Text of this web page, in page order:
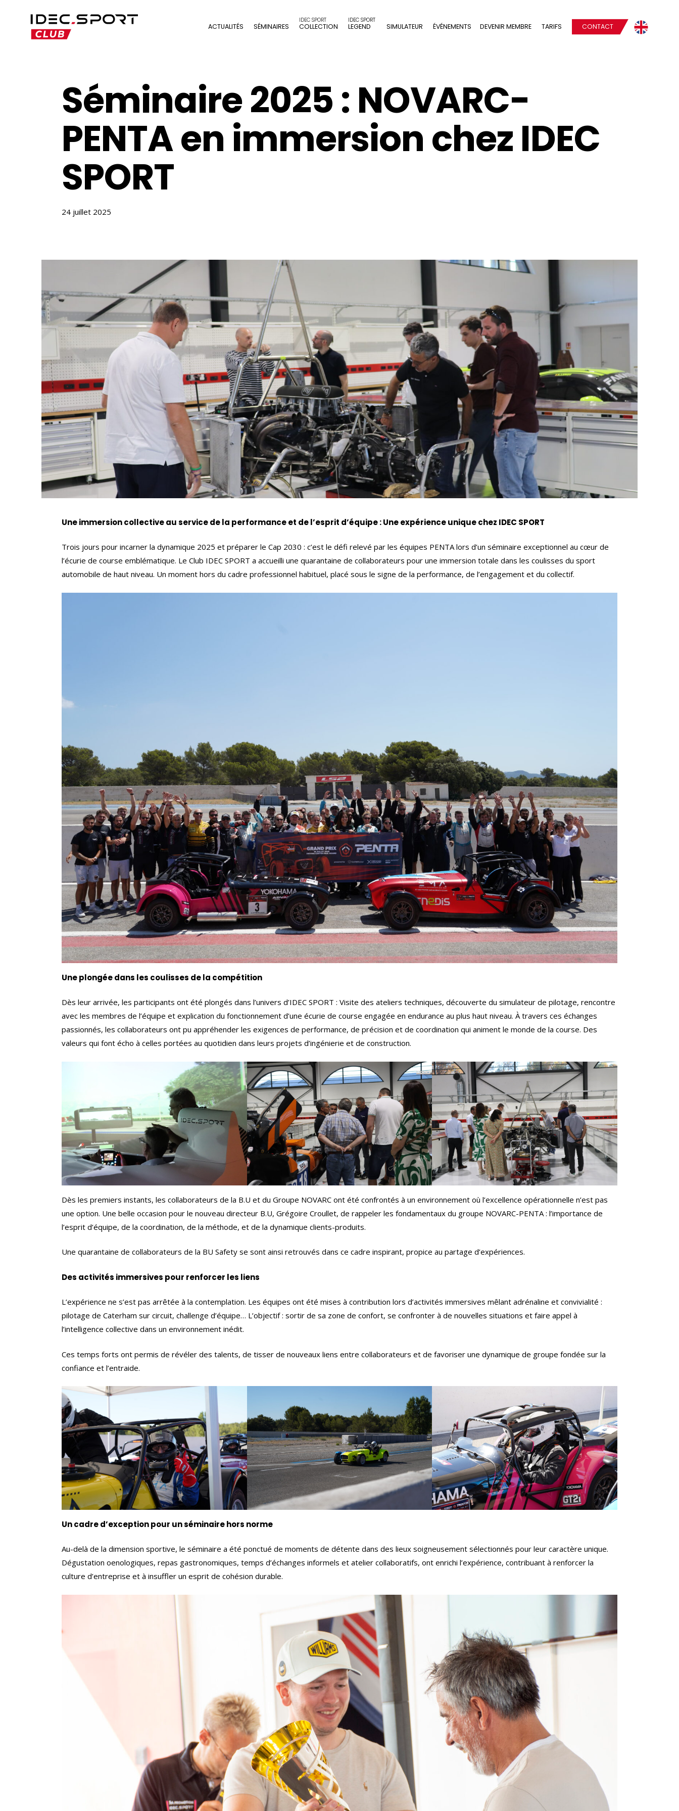
ACTUALITÉS SÉMINAIRES COLLECTION LEGEND SIMULATEUR ÉVÉNEMENTS DEVENIR MEMBRE TARIFS CONTACT
Séminaire 2025 : NOVARC-
PENTA en immersion chez IDEC
SPORT
24 juillet 2025
Une immersion collective au service de la performance et de l’esprit d’équipe : Une expérience unique chez IDEC SPORT
Trois jours pour incarner la dynamique 2025 et préparer le Cap 2030 : c’est le défi relevé par les équipes PENTA lors d’un séminaire exceptionnel au cœur de
l’écurie de course emblématique. Le Club IDEC SPORT a accueilli une quarantaine de collaborateurs pour une immersion totale dans les coulisses du sport
automobile de haut niveau. Un moment hors du cadre professionnel habituel, placé sous le signe de la performance, de l’engagement et du collectif.
Une plongée dans les coulisses de la compétition
Dès leur arrivée, les participants ont été plongés dans l’univers d’IDEC SPORT : Visite des ateliers techniques, découverte du simulateur de pilotage, rencontre
avec les membres de l’équipe et explication du fonctionnement d’une écurie de course engagée en endurance au plus haut niveau. À travers ces échanges
passionnés, les collaborateurs ont pu appréhender les exigences de performance, de précision et de coordination qui animent le monde de la course. Des
valeurs qui font écho à celles portées au quotidien dans leurs projets d’ingénierie et de construction.
Dès les premiers instants, les collaborateurs de la B.U et du Groupe NOVARC ont été confrontés à un environnement où l’excellence opérationnelle n’est pas
une option. Une belle occasion pour le nouveau directeur B.U, Grégoire Croullet, de rappeler les fondamentaux du groupe NOVARC-PENTA : l’importance de
l’esprit d’équipe, de la coordination, de la méthode, et de la dynamique clients-produits.
Une quarantaine de collaborateurs de la BU Safety se sont ainsi retrouvés dans ce cadre inspirant, propice au partage d’expériences.
Des activités immersives pour renforcer les liens
L’expérience ne s’est pas arrêtée à la contemplation. Les équipes ont été mises à contribution lors d’activités immersives mêlant adrénaline et convivialité :
pilotage de Caterham sur circuit, challenge d’équipe… L’objectif : sortir de sa zone de confort, se confronter à de nouvelles situations et faire appel à
l’intelligence collective dans un environnement inédit.
Ces temps forts ont permis de révéler des talents, de tisser de nouveaux liens entre collaborateurs et de favoriser une dynamique de groupe fondée sur la
confiance et l’entraide.
Un cadre d’exception pour un séminaire hors norme
Au-delà de la dimension sportive, le séminaire a été ponctué de moments de détente dans des lieux soigneusement sélectionnés pour leur caractère unique.
Dégustation oenologiques, repas gastronomiques, temps d’échanges informels et atelier collaboratifs, ont enrichi l’expérience, contribuant à renforcer la
culture d’entreprise et à insuffler un esprit de cohésion durable.